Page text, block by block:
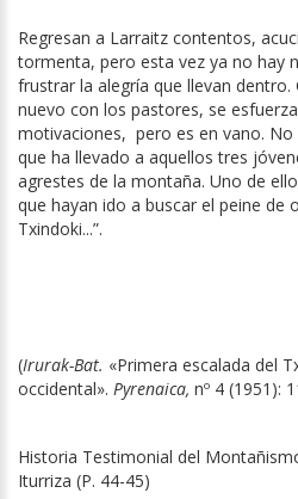
Regresan a Larraitz contentos,
tormenta, pero esta vez ya no hay
frustrar la alegría que llevan dentro.
nuevo con los pastores, se
motivaciones, pero es en vano.
que ha llevado a aquellos tres
agrestes de la montaña. Uno de
que hayan ido a buscar el peine de
Txindoki...”.
(Irurak-Bat. «Primera escalada del
occidental». Pyrenaica, nº 4 (1951):
Historia Testimonial del
Iturriza (P. 44-45)